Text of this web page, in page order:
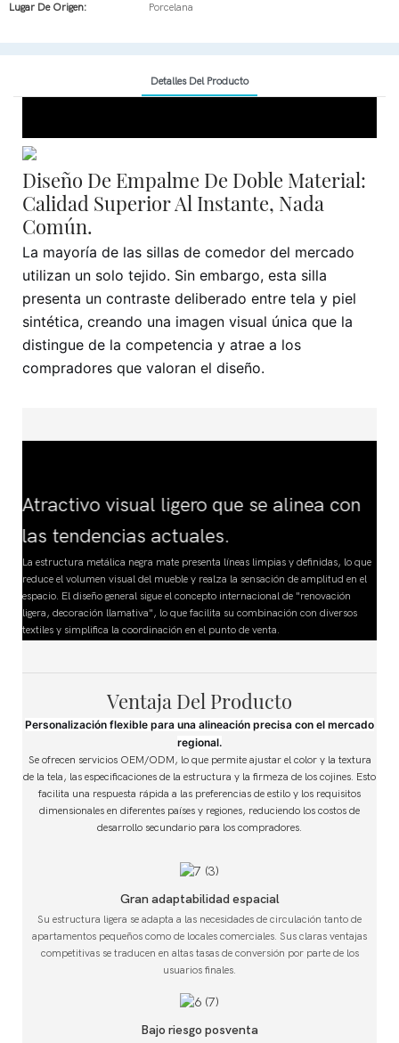
Lugar De Origen: Porcelana
Detalles Del Producto
Diseño De Empalme De Doble Material:
Calidad Superior Al Instante, Nada
Común.
La mayoría de las sillas de comedor del mercado
utilizan un solo tejido. Sin embargo, esta silla
presenta un contraste deliberado entre tela y piel
sintética, creando una imagen visual única que la
distingue de la competencia y atrae a los
compradores que valoran el diseño.
Atractivo visual ligero que se alinea con
las tendencias actuales.
La estructura metálica negra mate presenta líneas limpias y definidas, lo que
reduce el volumen visual del mueble y realza la sensación de amplitud en el
espacio. El diseño general sigue el concepto internacional de "renovación
ligera, decoración llamativa", lo que facilita su combinación con diversos
textiles y simplifica la coordinación en el punto de venta.
Ventaja Del Producto
Personalización flexible para una alineación precisa con el mercado
regional.
Se ofrecen servicios OEM/ODM, lo que permite ajustar el color y la textura
de la tela, las especificaciones de la estructura y la firmeza de los cojines. Esto
facilita una respuesta rápida a las preferencias de estilo y los requisitos
dimensionales en diferentes países y regiones, reduciendo los costos de
desarrollo secundario para los compradores.
Gran adaptabilidad espacial
Su estructura ligera se adapta a las necesidades de circulación tanto de
apartamentos pequeños como de locales comerciales. Sus claras ventajas
competitivas se traducen en altas tasas de conversión por parte de los
usuarios finales.
Bajo riesgo posventa